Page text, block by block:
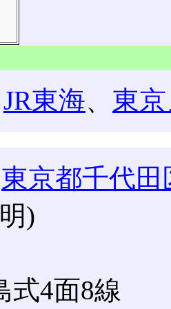
JR東海、 東
東京都千代田
)
式4面8線